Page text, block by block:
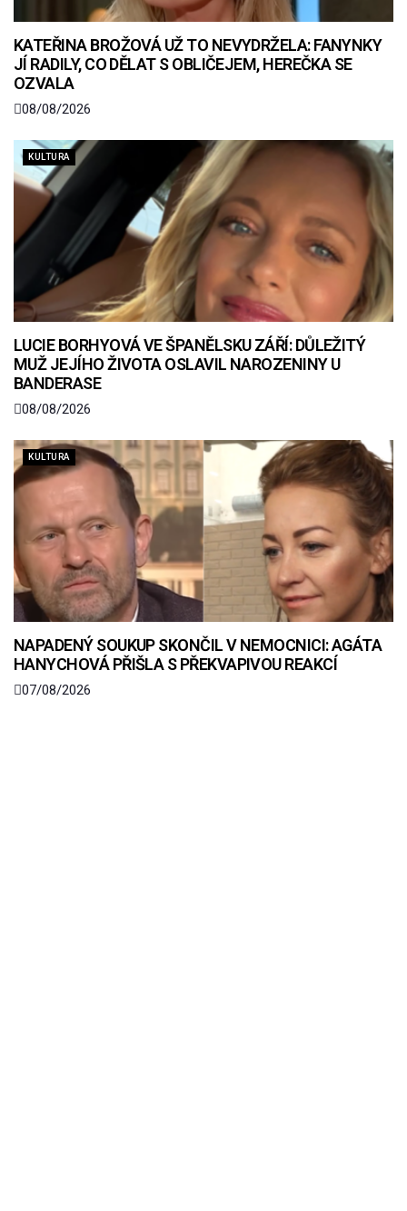
KATEŘINA BROŽOVÁ UŽ TO NEVYDRŽELA: FANYNKY
JÍ RADILY, CO DĚLAT S OBLIČEJEM, HEREČKA SE
OZVALA
08/08/2026
KULTURA
LUCIE BORHYOVÁ VE ŠPANĚLSKU ZÁŘÍ: DŮLEŽITÝ
MUŽ JEJÍHO ŽIVOTA OSLAVIL NAROZENINY U
BANDERASE
08/08/2026
KULTURA
NAPADENÝ SOUKUP SKONČIL V NEMOCNICI: AGÁTA
HANYCHOVÁ PŘIŠLA S PŘEKVAPIVOU REAKCÍ
07/08/2026